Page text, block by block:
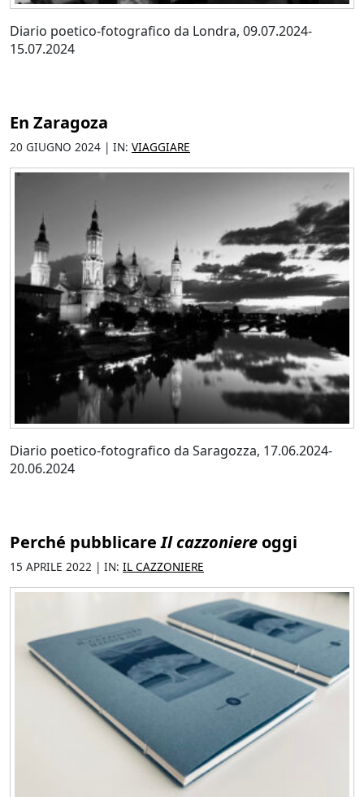
Diario poetico-fotografico da Londra, 09.07.2024-
15.07.2024
En Zaragoza
20 GIUGNO 2024 | IN: VIAGGIARE
Diario poetico-fotografico da Saragozza, 17.06.2024-
20.06.2024
Perché pubblicareIl cazzoniere oggi
15 APRILE 2022 | IN: IL CAZZONIERE